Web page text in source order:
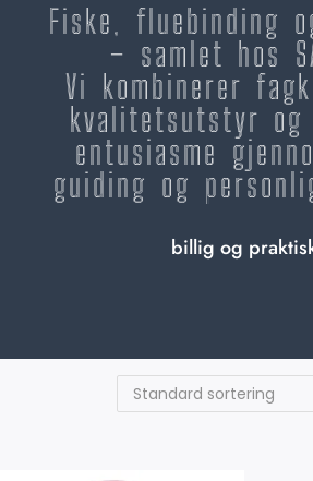
Fiske, fluebinding
– samlet hos
Vi kombinerer
kvalitetsutstyr
entusiasme
guiding og
billig og